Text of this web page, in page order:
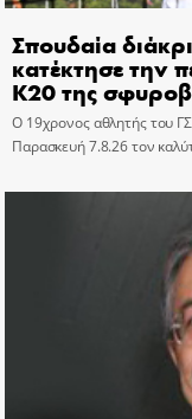
Σπουδαία
κατέκτησε την
Κ20 της
Ο 19χρονος αθλητής του
Παρασκευή 7.8.26 τον